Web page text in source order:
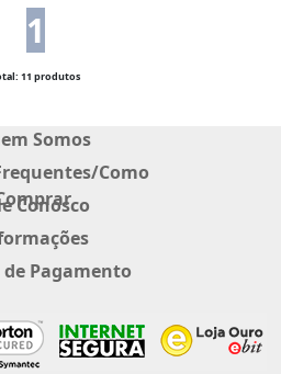
1
11 produtos
Somos
Como
Conosco
de Pagamento